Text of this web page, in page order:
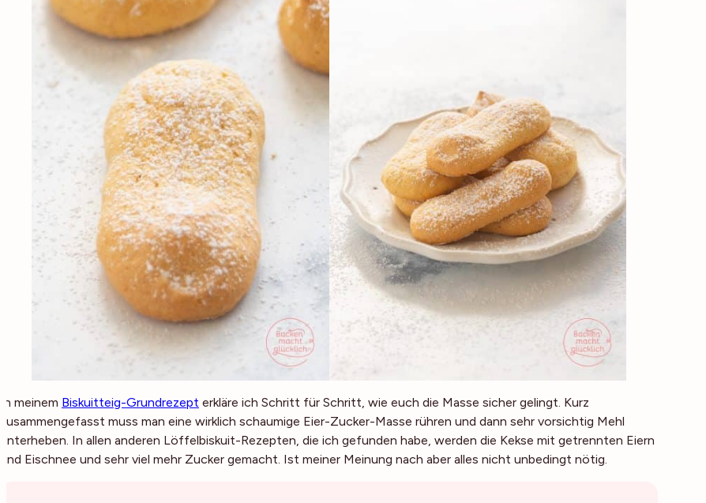
In meinem Biskuitteig-Grundrezept erkläre ich Schritt für Schritt, wie euch die Masse sicher gelingt. Kurz
zusammengefasst muss man eine wirklich schaumige Eier-Zucker-Masse rühren und dann sehr vorsichtig Mehl
unterheben. In allen anderen Löffelbiskuit-Rezepten, die ich gefunden habe, werden die Kekse mit getrennten Eiern
und Eischnee und sehr viel mehr Zucker gemacht. Ist meiner Meinung nach aber alles nicht unbedingt nötig.